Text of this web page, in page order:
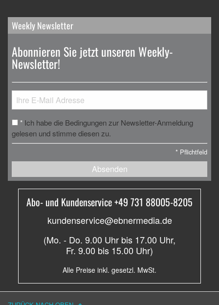
Weekly Newsletter
Abonnieren Sie jetzt unseren Weekly-
Newsletter!
* Ich habe die Bedingungen zur Newsletter-Anmeldung
gelesen und stimme diesen zu.
* Pflichtfeld
Absenden
Abo- und Kundenservice +49 731 88005-8205
kundenservice@ebnermedia.de
(Mo. - Do. 9.00 Uhr bis 17.00 Uhr,
Fr. 9.00 bis 15.00 Uhr)
Alle Preise inkl. gesetzl. MwSt.